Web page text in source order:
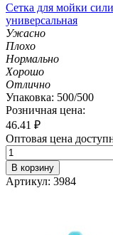
Сетка для мойки
универсальная
Ужасно
Плохо
Нормально
Хорошо
Отлично
Упаковка: 500/500
Розничная цена:
46.41 ₽
Оптовая цена
В корзину
Артикул: 3984